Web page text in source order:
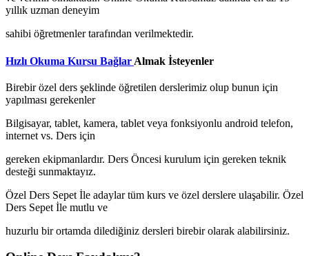
yıllık uzman deneyim
sahibi öğretmenler tarafından verilmektedir.
Hızlı Okuma Kursu Bağlar Almak İsteyenler
Birebir özel ders şeklinde öğretilen derslerimiz olup bunun için
yapılması gerekenler
Bilgisayar, tablet, kamera, tablet veya fonksiyonlu android telefon,
internet vs. Ders için
gereken ekipmanlardır. Ders Öncesi kurulum için gereken teknik
desteği sunmaktayız.
Özel Ders Sepet İle adaylar tüm kurs ve özel derslere ulaşabilir. Özel
Ders Sepet İle mutlu ve
huzurlu bir ortamda dilediğiniz dersleri birebir olarak alabilirsiniz.